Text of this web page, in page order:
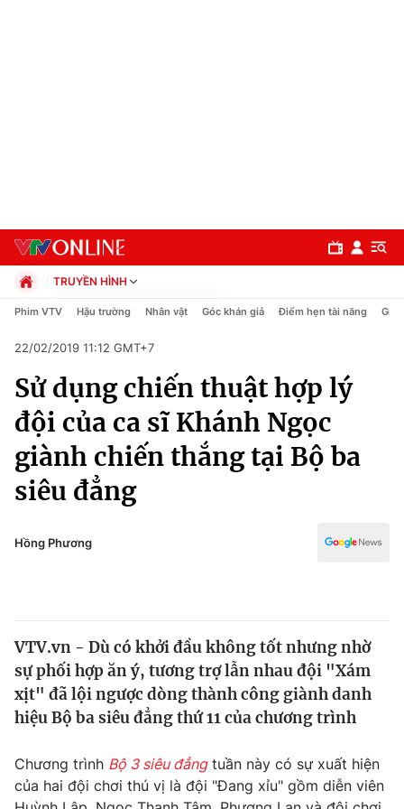
Chuyên mục
Chính trị
Xã hội
Tin tức
Thế giới đó đây
Câu chuyện quốc tế
Kinh tế
Tài chính
Góc doanh nghiệp
Dữ liệu và đời sống
Truyền hình
TRUYỀN HÌNH
Chính trị
Pháp luật
Kinh tế
Thể thao
Truyền hình
Văn hóa - Giải trí
Đời sống
Giáo dục
Phim VTV Hậu trường Nhân vật Góc khán giả Điểm hẹn tài năng Giải
22/02/2019 11:12 GMT+7
Sử dụng chiến thuật hợp lý
đội của ca sĩ Khánh Ngọc
giành chiến thắng tại Bộ ba
siêu đẳng
Hồng Phương
VTV.vn - Dù có khởi đầu không tốt nhưng nhờ
sự phối hợp ăn ý, tương trợ lẫn nhau đội "Xám
xịt" đã lội ngược dòng thành công giành danh
hiệu Bộ ba siêu đẳng thứ 11 của chương trình
Chương trình Bộ 3 siêu đẳngtuần này có sự xuất hiện
của hai đội chơi thú vị là đội "Đang xỉu" gồm diễn viên